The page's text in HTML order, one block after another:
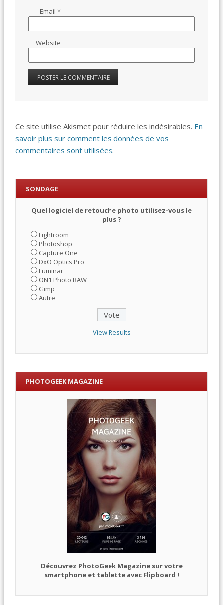
Email*
Website
Ce site utilise Akismet pour réduire les indésirables. En
savoir plus sur comment les données de vos
commentaires sont utilisées.
SONDAGE
Quel logiciel de retouche photo utilisez-vous le
plus ?
Lightroom
Photoshop
Capture One
DxO Optics Pro
Luminar
ON1 Photo RAW
Gimp
Autre
View Results
PHOTOGEEK MAGAZINE
Découvrez PhotoGeek Magazine sur votre
smartphone et tablette avec Flipboard !